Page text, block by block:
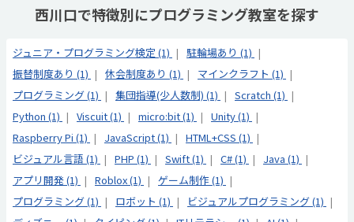
西川口で特徴別にプログラミング教室を探す
ジュニア・プログラミング検定 (1)
駐輪場あり (1)
振替制度あり (1)
休会制度あり (1)
マインクラフト (1)
プログラミング (1)
集団指導(少人数制) (1)
Scratch (1)
Python (1)
Viscuit (1) micro:bit (1)
Unity (1)
Raspberry Pi (1)
JavaScript (1)
HTML+CSS (1)
ビジュアル言語 (1)
PHP (1) Swift (1) C# (1)
Java (1)
アプリ開発 (1)
Roblox (1)
ゲーム制作 (1)
プログラミング (1)
ロボット (1)
ビジュアルプログラミング (1)